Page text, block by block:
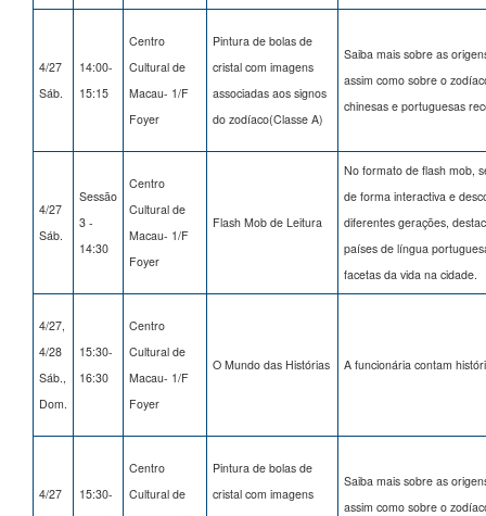
4/27
Sáb.
14:00-
15:15
Centro
Cultural de
Macau- 1/F
Foyer
Pintura de bolas de
cristal com imagens
associadas aos signos
do zodíaco(Classe A)
Saiba mais sobre as
assim como sobre o
chinesas e portuguesas
4/27
Sáb.
Sessão
3 -
14:30
Centro
Cultural de
Macau- 1/F
Foyer
Flash Mob de Leitura
No formato de flash mob,
de forma interactiva e
diferentes gerações,
países de língua
facetas da vida na cidade.
4/27,
4/28
Sáb.,
Dom.
15:30-
16:30
Centro
Cultural de
Macau- 1/F
Foyer
O Mundo das Histórias A funcionária contam
4/27
15:30-
Centro
Cultural de
Pintura de bolas de
cristal com imagens
Saiba mais sobre as
assim como sobre o